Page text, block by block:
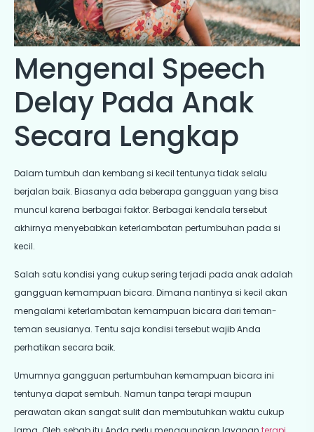
Mengenal Speech
Delay Pada Anak
Secara Lengkap
Dalam tumbuh dan kembang si kecil tentunya tidak selalu
berjalan baik. Biasanya ada beberapa gangguan yang bisa
muncul karena berbagai faktor. Berbagai kendala tersebut
akhirnya menyebabkan keterlambatan pertumbuhan pada si
kecil.
Salah satu kondisi yang cukup sering terjadi pada anak adalah
gangguan kemampuan bicara. Dimana nantinya si kecil akan
mengalami keterlambatan kemampuan bicara dari teman-
teman seusianya. Tentu saja kondisi tersebut wajib Anda
perhatikan secara baik.
Umumnya gangguan pertumbuhan kemampuan bicara ini
tentunya dapat sembuh. Namun tanpa terapi maupun
perawatan akan sangat sulit dan membutuhkan waktu cukup